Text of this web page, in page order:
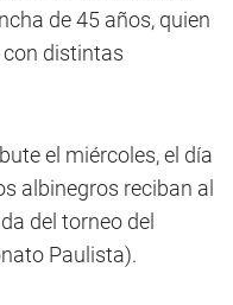
de 45 años, quien
distintas
el miércoles, el día
albinegros reciban al
del torneo del
Paulista).